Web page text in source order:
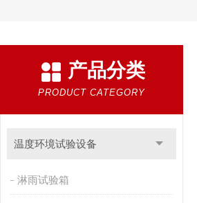
产品分类
PRODUCT CATEGORY
温度环境试验设备
淋雨试验箱